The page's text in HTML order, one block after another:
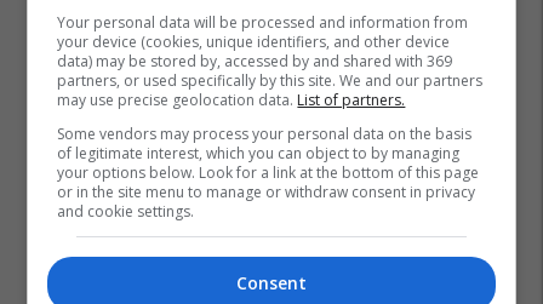
Pdk Zgjedhjet Parlamentare
Your personal data will be processed and information from
your device (cookies, unique identifiers, and other device
data) may be stored by, accessed by and shared with 369
partners, or used specifically by this site. We and our partners
may use precise geolocation data. List of partners.
Some vendors may process your personal data on the basis
of legitimate interest, which you can object to by managing
your options below. Look for a link at the bottom of this page
or in the site menu to manage or withdraw consent in privacy
and cookie settings.
Consent